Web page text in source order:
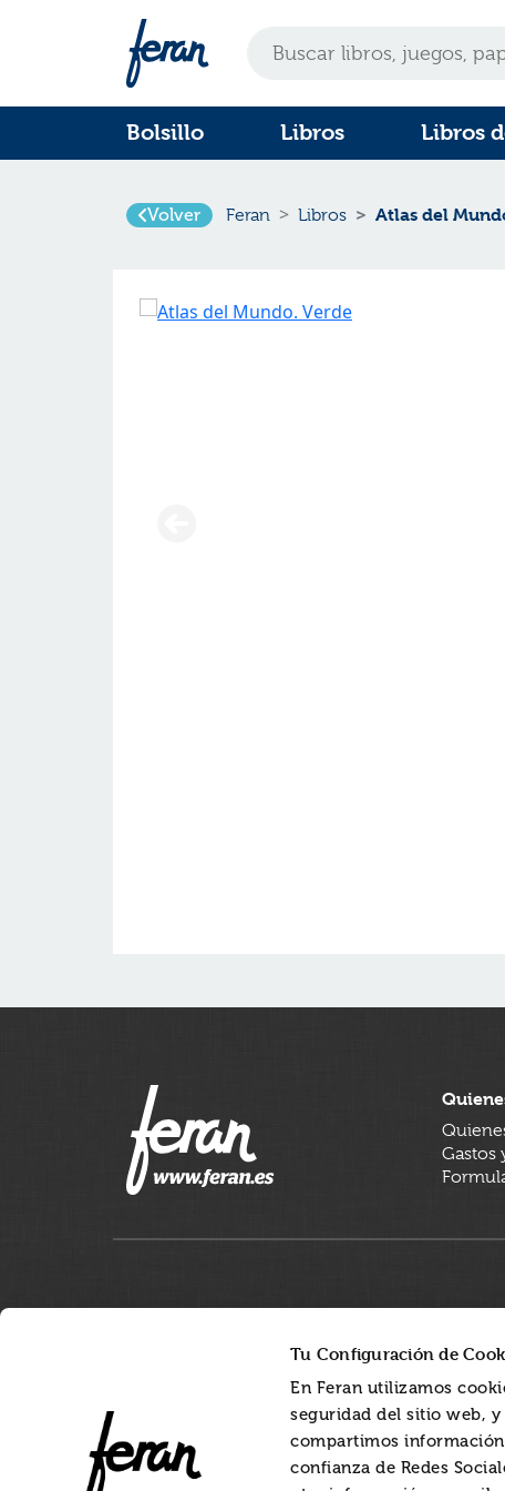
Tu Configuración de
En Feran utilizamos
seguridad del sitio web, y
compartimos
confianza de Redes
Bolsillo Libros Libros
Volver Feran Libros Atlas del
Gastos